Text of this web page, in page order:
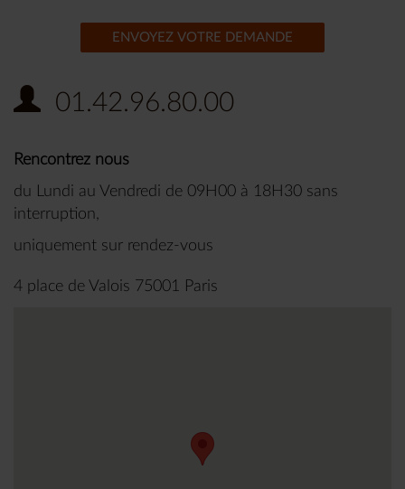
ENVOYEZ VOTRE DEMANDE
01.42.96.80.00
Rencontrez nous
du Lundi au Vendredi de 09H00 à 18H30 sans
interruption,
uniquement sur rendez-vous
4 place de Valois 75001 Paris